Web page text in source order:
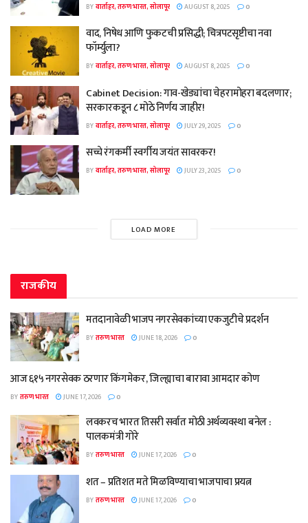
BYवार्ताहर, तरुण भारत, सोलापूर AUGUST 8, 2025 0
वाद, निषेध आणि फुकटची प्रसिद्धी; चित्रपटसृष्टीचा नवा
फॉर्म्युला?
BYवार्ताहर, तरुण भारत, सोलापूर AUGUST 8, 2025 0
Cabinet Decision: गाव-खेड्यांचा चेहरामोहरा बदलणार;
सरकारकडून ८ मोठे निर्णय जाहीर!
BYवार्ताहर, तरुण भारत, सोलापूर JULY 29, 2025 0
सच्चे रंगकर्मी स्वर्गीय जयंत सावरकर!
BYवार्ताहर, तरुण भारत, सोलापूर JULY 23, 2025 0
LOAD MORE
राजकीय
मतदानावेळी भाजप नगरसेवकांच्या एकजुटीचे प्रदर्शन
BYतरुण भारत JUNE 18, 2026 0
आज ६१५ नगरसेवक ठरणार किंगमेकर, जिल्ह्याचा बारावा आमदार कोण
BYतरुण भारत JUNE 17, 2026 0
लवकरच भारत तिसरी सर्वात मोठी अर्थव्यवस्था बनेल :
पालकमंत्री गोरे
BYतरुण भारत JUNE 17, 2026 0
शत – प्रतिशत मते मिळविण्याचा भाजपाचा प्रयत्न
BYतरुण भारत JUNE 17, 2026 0